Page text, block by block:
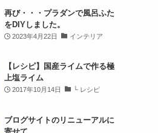
再び・・・プラダンで風呂ふた
をDIYしました。
2023年4月22日 インテリア
【レシピ】国産ライムで作る極
上塩ライム
2017年10月14日 └ レシピ
ブログサイトのリニューアルに